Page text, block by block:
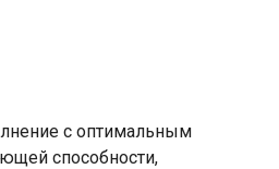
с оптимальным
способности,